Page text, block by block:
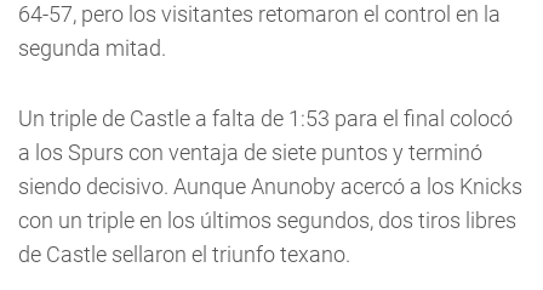
64-57, pero los visitantes retomaron el control en la
segunda mitad.
Un triple de Castle a falta de 1:53 para el final colocó
a los Spurs con ventaja de siete puntos y terminó
siendo decisivo. Aunque Anunoby acercó a los Knicks
con un triple en los últimos segundos, dos tiros libres
de Castle sellaron el triunfo texano.